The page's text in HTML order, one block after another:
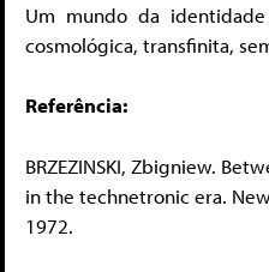
Um mundo da
cosmológica, transfinita,
Referência:
BRZEZINSKI, Zbigniew.
in the technetronic era.
1972.